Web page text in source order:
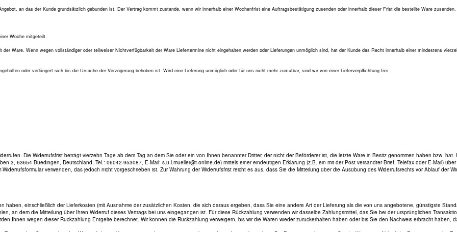
an das der Kunde grundsätzlich gebunden ist. Der Vertrag kommt zustande, wenn wir innerhalb einer Wochenfrist eine Auftragsbestätigung zusenden oder innerhalb dieser Frist die bestellte Ware zusenden.
Woche mitgeteilt.
Ware. Wenn wegen vollständiger oder teilweiser Nichtverfügbarkeit der Ware Liefertermine nicht eingehalten werden oder Lieferungen unmöglich sind, hat der Kunde das Recht innerhalb einer mindestens
oder verlängert sich bis die Ursache der Verzögerung behoben ist. Wird eine Lieferung unmöglich oder für uns nicht mehr zumutbar, sind wir von einer Lieferverpflichtung frei.
Die Widerrufsfrist beträgt vierzehn Tage ab dem Tag an dem Sie oder ein von Ihnen benannter Dritter, der nicht der Beförderer ist, die letzte Ware in Besitz genommen haben bzw. hat.
3, 63654 Buedingen, Deutschland, Tel.: 06042-953087, E-Mail: s.u.l.mueller@t-online.de) mittels einer eindeutigen Erklärung (z.B. ein mit der Post versandter Brief, Telefax oder E-Mail)
verwenden, das jedoch nicht vorgeschrieben ist. Zur Wahrung der Widerrufsfrist reicht es aus, dass Sie die Mitteilung über die Ausübung des Widerrufsrechts vor Ablauf der
haben, einschließlich der Lieferkosten (mit Ausnahme der zusätzlichen Kosten, die sich daraus ergeben, dass Sie eine andere Art der Lieferung als die von uns angebotene, günstigste
an dem die Mitteilung über Ihren Widerruf dieses Vertrags bei uns eingegangen ist. Für diese Rückzahlung verwenden wir dasselbe Zahlungsmittel, das Sie bei der ursprünglichen
Ihnen wegen dieser Rückzahlung Entgelte berechnet. Wir können die Rückzahlung verweigern, bis wir die Waren wieder zurückerhalten haben oder bis Sie den Nachweis erbracht haben,